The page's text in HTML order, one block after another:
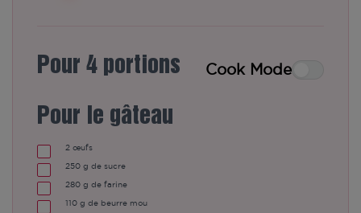
Pour 4 portions Cook Mode
Pour le gâteau
2 œufs
250 g de sucre
280 g de farine
110 g de beurre mou